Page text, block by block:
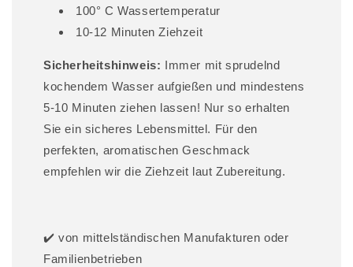
100° C Wassertemperatur
10-12 Minuten Ziehzeit
Sicherheitshinweis: Immer mit sprudelnd
kochendem Wasser aufgießen und mindestens
5-10 Minuten ziehen lassen! Nur so erhalten
Sie ein sicheres Lebensmittel. Für den
perfekten, aromatischen Geschmack
empfehlen wir die Ziehzeit laut Zubereitung.
✔️ von mittelständischen Manufakturen oder
Familienbetrieben